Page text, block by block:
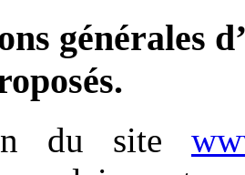
générales
du site